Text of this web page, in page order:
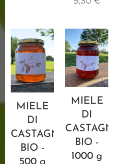
MIELE
DI
CASTAGNO
BIO -
500 g
MIELE
DI
CASTAGNO
BIO -
1000 g